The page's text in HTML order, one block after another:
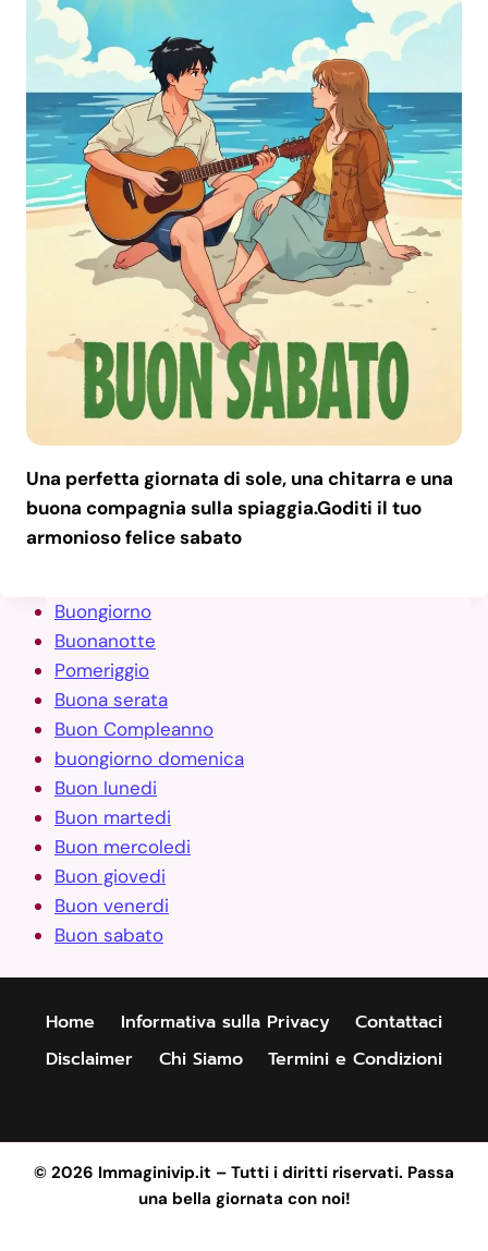
Una perfetta giornata di sole, una chitarra e una
buona compagnia sulla spiaggia.Goditi il tuo
armonioso felice sabato
Buongiorno
Buonanotte
Pomeriggio
Buona serata
Buon Compleanno
buongiorno domenica
Buon lunedi
Buon martedi
Buon mercoledi
Buon giovedi
Buon venerdi
Buon sabato
Home Informativa sulla Privacy
Contattaci
Disclaimer
Chi Siamo Termini e Condizioni
© 2026 Immaginivip.it – Tutti i diritti riservati. Passa
una bella giornata con noi!